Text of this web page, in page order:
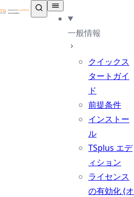
TSplus ドキュメンテーション ®
一般情報
クイックス
タートガイ
ド
前提条件
インストー
ル
TSplus エデ
ィション
ライセンス
の有効化 (オ